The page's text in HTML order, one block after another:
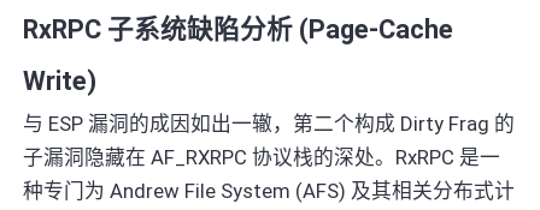
RxRPC 子系统缺陷分析 (Page-Cache
Write)
与 ESP 漏洞的成因如出一辙，第二个构成 Dirty Frag 的
子漏洞隐藏在 AF_RXRPC 协议栈的深处。RxRPC 是一
种专门为 Andrew File System (AFS) 及其相关分布式计